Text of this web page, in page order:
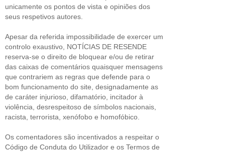
unicamente os pontos de vista e opiniões dos
seus respetivos autores.
Apesar da referida impossibilidade de exercer um
controlo exaustivo, NOTÍCIAS DE RESENDE
reserva-se o direito de bloquear e/ou de retirar
das caixas de comentários quaisquer mensagens
que contrariem as regras que defende para o
bom funcionamento do site, designadamente as
de caráter injurioso, difamatório, incitador à
violência, desrespeitoso de símbolos nacionais,
racista, terrorista, xenófobo e homofóbico.
Os comentadores são incentivados a respeitar o
Código de Conduta do Utilizador e os Termos de